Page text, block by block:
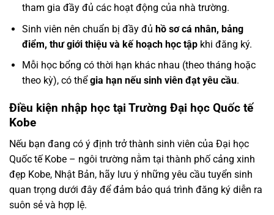
tham gia đầy đủ các hoạt động của nhà trường.
Sinh viên nên chuẩn bị đầy đủ hồ sơ cá nhân, bảng
điểm, thư giới thiệu và kế hoạch học tậpkhi đăng ký.
Mỗi học bổng có thời hạn khác nhau (theo tháng hoặc
theo kỳ), có thể gia hạn nếu sinh viên đạt yêu cầu.
Điều kiện nhập học tại Trường Đại học Quốc tế
Kobe
Nếu bạn đang có ý định trở thành sinh viên của Đại học
Quốc tế Kobe – ngôi trường nằm tại thành phố cảng xinh
đẹp Kobe, Nhật Bản, hãy lưu ý những yêu cầu tuyển sinh
quan trọng dưới đây để đảm bảo quá trình đăng ký diễn ra
suôn sẻ và hợp lệ.